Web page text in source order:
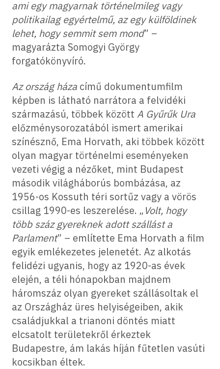
ami egy magyarnak történelmileg vagy
politikailag egyértelmű, az egy külföldinek
lehet, hogy semmit sem mond” –
magyarázta Somogyi György
forgatókönyvíró.
Az ország háza című dokumentumfilm
képben is látható narrátora a felvidéki
származású, többek között A Gyűrűk Ura
előzménysorozatából ismert amerikai
színésznő, Ema Horvath, aki többek között
olyan magyar történelmi eseményeken
vezeti végig a nézőket, mint Budapest
második világháborús bombázása, az
1956-os Kossuth téri sortűz vagy a vörös
csillag 1990-es leszerelése. „ Volt, hogy
több száz gyereknek adott szállást a
Parlament” – említette Ema Horvath a film
egyik emlékezetes jelenetét. Az alkotás
felidézi ugyanis, hogy az 1920-as évek
elején, a téli hónapokban majdnem
háromszáz olyan gyereket szállásoltak el
az Országház üres helyiségeiben, akik
családjukkal a trianoni döntés miatt
elcsatolt területekről érkeztek
Budapestre, ám lakás híján fűtetlen vasúti
kocsikban éltek.